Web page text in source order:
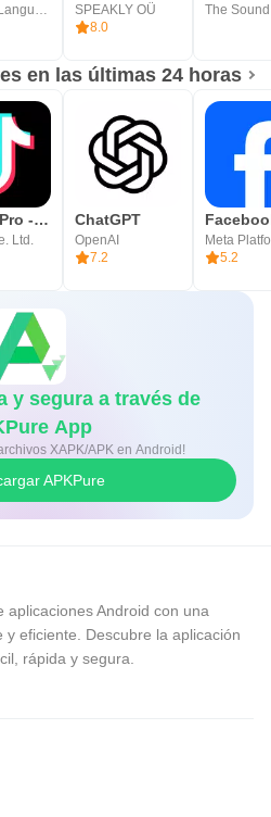
SPEAKLY OÜ
8.0
en las últimas 24 horas
TikTok Pro - Events
Ltd.
ChatGPT
OpenAI
7.2
5.2
y segura a través de
App
XAPK/APK en Android!
APKPure
aplicaciones Android con una
eficiente. Descubre la aplicación
rápida y segura.